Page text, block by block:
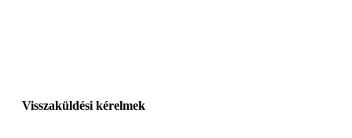
Visszaküldési kérelmek